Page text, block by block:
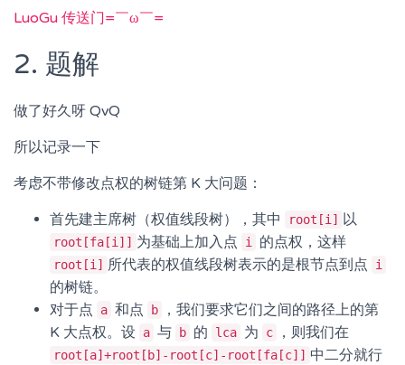
LuoGu 传送门=￣ω￣=
2. 题解
做了好久呀 QvQ
所以记录一下
考虑不带修改点权的树链第 K 大问题：
首先建主席树（权值线段树），其中
root[i] 以
root[fa[i]] 为基础上加入点 i 的点权，这样
root[i] 所代表的权值线段树表示的是根节点到点 i
的树链。
对于点
a 和点 b
，我们要求它们之间的路径上的第
K 大点权。设
a 与 b 的 lca 为 c ，则我们在
root[a]+root[b]-root[c]-root[fa[c]] 中二分就行